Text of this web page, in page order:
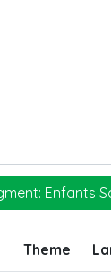
Enfants
Theme